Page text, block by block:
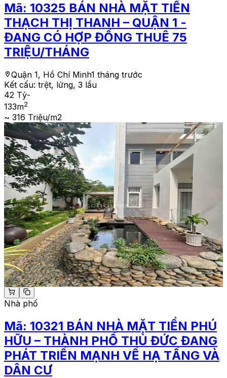
Mã: 10325 BÁN NHÀ MẶT TIỀN
THẠCH THỊ THANH – QUẬN 1 -
ĐANG CÓ HỢP ĐỒNG THUÊ 75
TRIỆU/THÁNG
Quận 1, Hồ Chí Minh1 tháng trước
Kết cấu: trệt, lửng, 3 lầu
42 Tỷ-
133m2
~ 316 Triệu/m2
Nhà phố
Mã: 10321 BÁN NHÀ MẶT TIỀN PHÚ
HỮU – THÀNH PHỐ THỦ ĐỨC ĐANG
PHÁT TRIỂN MẠNH VỀ HẠ TẦNG VÀ
DÂN CƯ